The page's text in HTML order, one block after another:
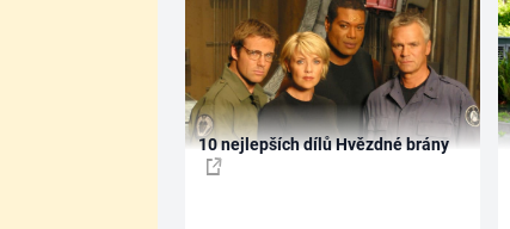
10 nejlepších dílů Hvězdné brány